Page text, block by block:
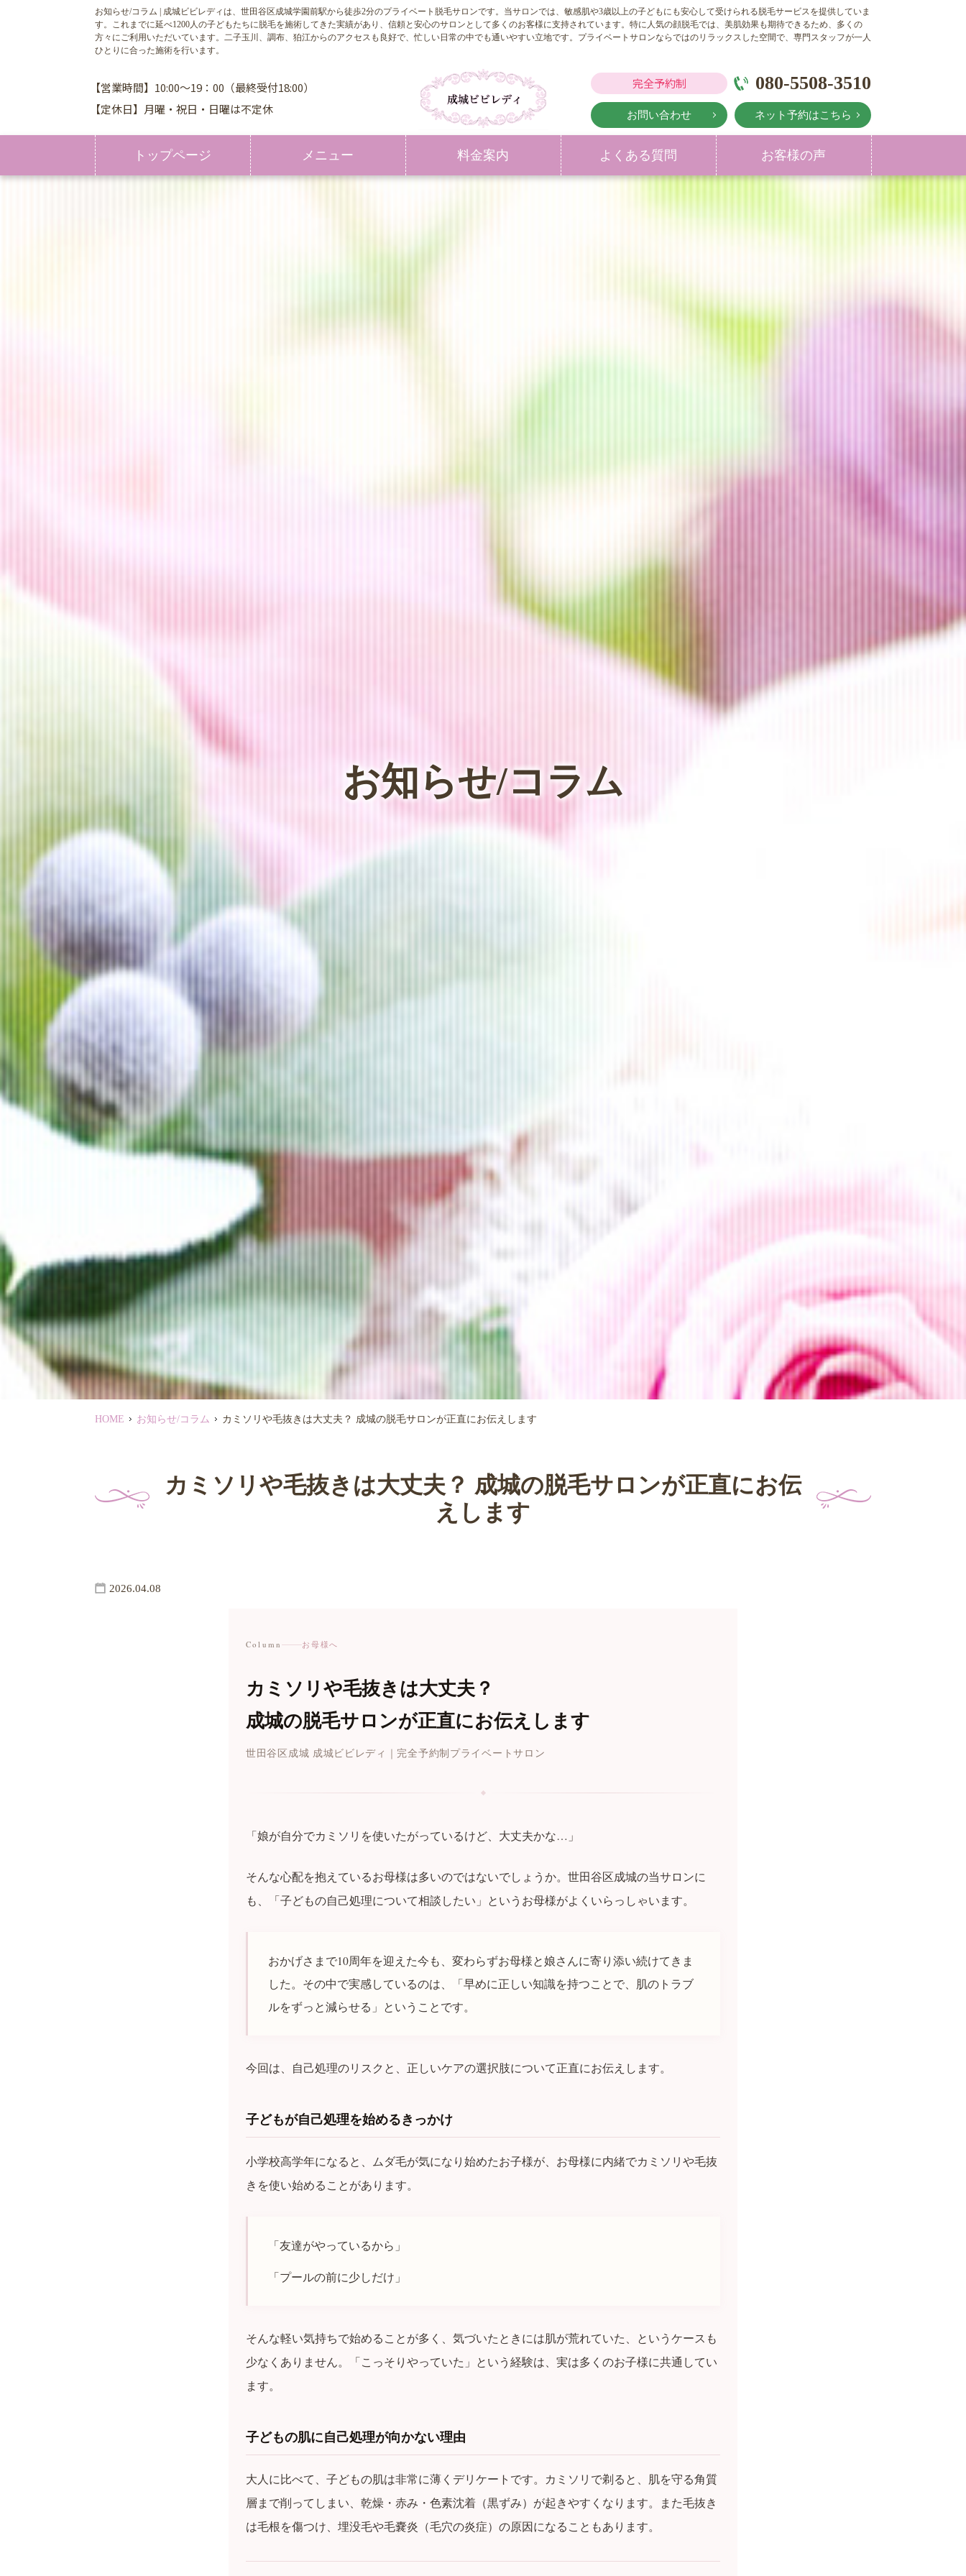
お知らせ/コラム | 成城ビビレディは、世田谷区成城学園前駅から徒歩2分のプライベート脱毛サロンです。当サロンでは、敏感肌や3歳以上の子どもにも安心して受けられる脱毛サービスを提供していま
す。これまでに延べ1200人の子どもたちに脱毛を施術してきた実績があり、信頼と安心のサロンとして多くのお客様に支持されています。特に人気の顔脱毛では、美肌効果も期待できるため、多くの
方々にご利用いただいています。二子玉川、調布、狛江からのアクセスも良好で、忙しい日常の中でも通いやすい立地です。プライベートサロンならではのリラックスした空間で、専門スタッフが一人
ひとりに合った施術を行います。
【営業時間】10:00～19：00（最終受付18:00）
【定休日】月曜・祝日・日曜は不定休
完全予約制 080-5508-3510
お問い合わせ ネット予約はこちら
トップページ メニュー 料金案内 よくある質問 お客様の声
お知らせ/コラム
HOME お知らせ/コラム カミソリや毛抜きは大丈夫？ 成城の脱毛サロンが正直にお伝えします
カミソリや毛抜きは大丈夫？ 成城の脱毛サロンが正直にお伝
えします
2026.04.08
Column お母様へ
カミソリや毛抜きは大丈夫？
成城の脱毛サロンが正直にお伝えします
世田谷区成城 成城ビビレディ｜完全予約制プライベートサロン
「娘が自分でカミソリを使いたがっているけど、大丈夫かな…」
そんな心配を抱えているお母様は多いのではないでしょうか。世田谷区成城の当サロンに
も、「子どもの自己処理について相談したい」というお母様がよくいらっしゃいます。
おかげさまで10周年を迎えた今も、変わらずお母様と娘さんに寄り添い続けてきま
した。その中で実感しているのは、「早めに正しい知識を持つことで、肌のトラブ
ルをずっと減らせる」ということです。
今回は、自己処理のリスクと、正しいケアの選択肢について正直にお伝えします。
子どもが自己処理を始めるきっかけ
小学校高学年になると、ムダ毛が気になり始めたお子様が、お母様に内緒でカミソリや毛抜
きを使い始めることがあります。
「友達がやっているから」
「プールの前に少しだけ」
そんな軽い気持ちで始めることが多く、気づいたときには肌が荒れていた、というケースも
少なくありません。「こっそりやっていた」という経験は、実は多くのお子様に共通してい
ます。
子どもの肌に自己処理が向かない理由
大人に比べて、子どもの肌は非常に薄くデリケートです。カミソリで剃ると、肌を守る角質
層まで削ってしまい、乾燥・赤み・色素沈着（黒ずみ）が起きやすくなります。また毛抜き
は毛根を傷つけ、埋没毛や毛嚢炎（毛穴の炎症）の原因になることもあります。